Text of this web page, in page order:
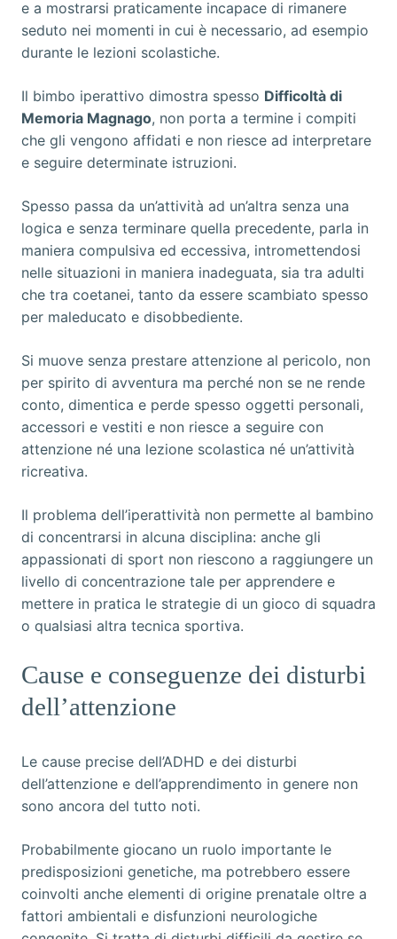
e a mostrarsi praticamente incapace di rimanere
seduto nei momenti in cui è necessario, ad esempio
durante le lezioni scolastiche.
Il bimbo iperattivo dimostra spesso Difficoltà di
Memoria Magnago, non porta a termine i compiti
che gli vengono affidati e non riesce ad interpretare
e seguire determinate istruzioni.
Spesso passa da un’attività ad un’altra senza una
logica e senza terminare quella precedente, parla in
maniera compulsiva ed eccessiva, intromettendosi
nelle situazioni in maniera inadeguata, sia tra adulti
che tra coetanei, tanto da essere scambiato spesso
per maleducato e disobbediente.
Si muove senza prestare attenzione al pericolo, non
per spirito di avventura ma perché non se ne rende
conto, dimentica e perde spesso oggetti personali,
accessori e vestiti e non riesce a seguire con
attenzione né una lezione scolastica né un’attività
ricreativa.
Il problema dell’iperattività non permette al bambino
di concentrarsi in alcuna disciplina: anche gli
appassionati di sport non riescono a raggiungere un
livello di concentrazione tale per apprendere e
mettere in pratica le strategie di un gioco di squadra
o qualsiasi altra tecnica sportiva.
Cause e conseguenze dei disturbi
dell’attenzione
Le cause precise dell’ADHD e dei disturbi
dell’attenzione e dell’apprendimento in genere non
sono ancora del tutto noti.
Probabilmente giocano un ruolo importante le
predisposizioni genetiche, ma potrebbero essere
coinvolti anche elementi di origine prenatale oltre a
fattori ambientali e disfunzioni neurologiche